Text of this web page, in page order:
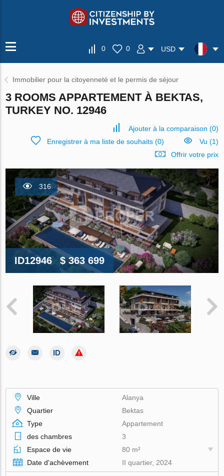
0 0 USD
Immobilier pour la citoyenneté et le permis de séjour
3 ROOMS APPARTEMENT À BEKTAS,
TURKEY NO. 12946
Ajouter à la comparaison (0)
Enregistrer à ma liste de souhaits(0)
Vu (1)
Offrir votre prix
316
ID12946 $ 363 699
Ville
Alanya
Quartier
Bektas
Type
Appartement
des chambres
3
Espace de vie
80 m²
Date d'achèvement
II quartier, 2024